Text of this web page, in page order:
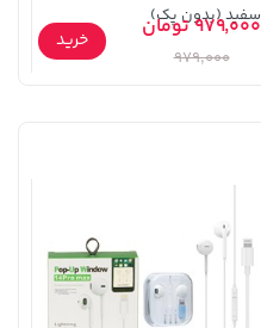
سفید (بدون پک)
979,000 تومان
979,000
خرید